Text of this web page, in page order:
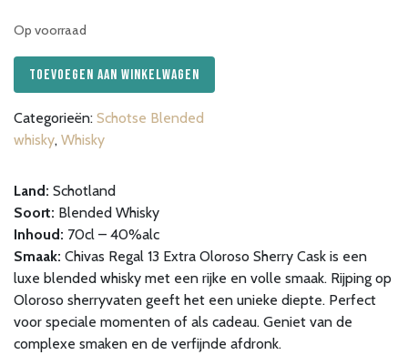
Op voorraad
Chivas
Regal
13
Years
Oloroso
70cl
aantal
Toevoegen aan winkelwagen
Categorieën: Schotse Blended
whisky, Whisky
Land: Schotland
Soort: Blended Whisky
Inhoud: 70cl – 40%alc
Smaak: Chivas Regal 13 Extra Oloroso Sherry Cask is een
luxe blended whisky met een rijke en volle smaak. Rijping op
Oloroso sherryvaten geeft het een unieke diepte. Perfect
voor speciale momenten of als cadeau. Geniet van de
complexe smaken en de verfijnde afdronk.